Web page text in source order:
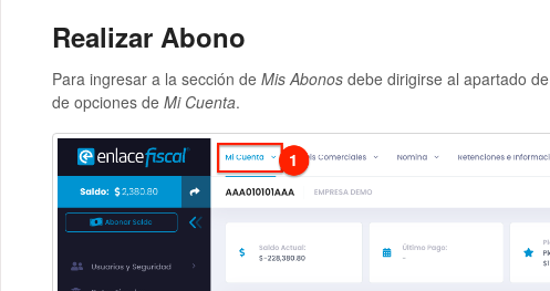
Realizar Abono
Para ingresar a la sección de Mis Abonosdebe dirigirse al apartado de
de opciones de Mi Cuenta.